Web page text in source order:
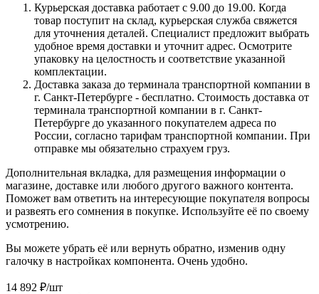
Курьерская доставка работает с 9.00 до 19.00. Когда
товар поступит на склад, курьерская служба свяжется
для уточнения деталей. Специалист предложит выбрать
удобное время доставки и уточнит адрес. Осмотрите
упаковку на целостность и соответствие указанной
комплектации.
Доставка заказа до терминала транспортной компании в
г. Санкт-Петербурге - бесплатно. Стоимость доставка от
терминала транспортной компании в г. Санкт-
Петербурге до указанного покупателем адреса по
России, согласно тарифам транспортной компании. При
отправке мы обязательно страхуем груз.
Дополнительная вкладка, для размещения информации о
магазине, доставке или любого другого важного контента.
Поможет вам ответить на интересующие покупателя вопросы
и развеять его сомнения в покупке. Используйте её по своему
усмотрению.
Вы можете убрать её или вернуть обратно, изменив одну
галочку в настройках компонента. Очень удобно.
14 892 ₽/шт